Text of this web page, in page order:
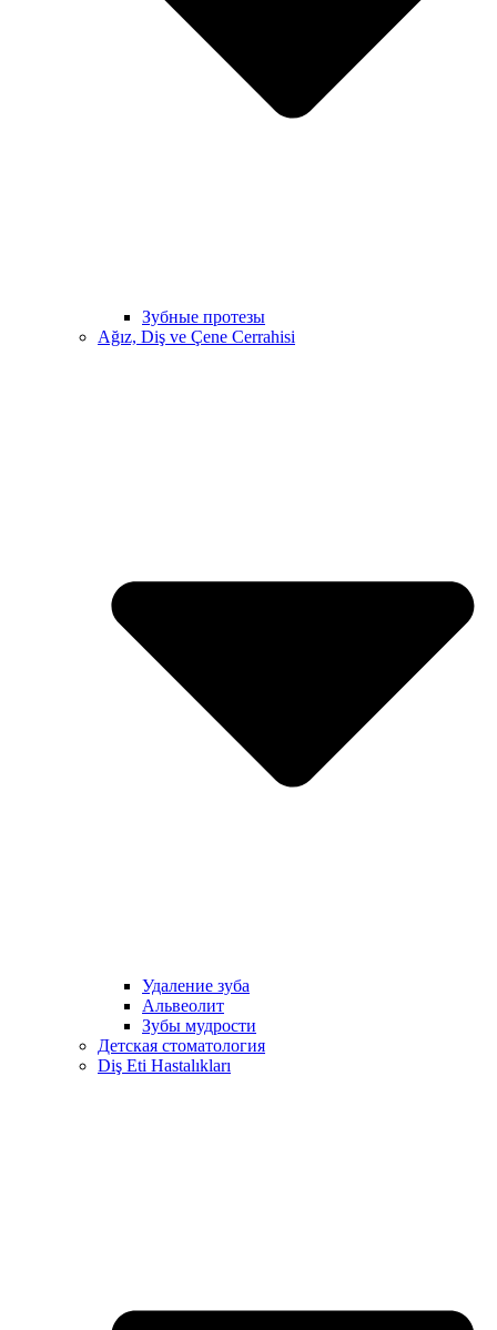
Зубные протезы
Ağız, Diş ve Çene Cerrahisi
Удаление зуба
Альвеолит
Зубы мудрости
Детская стоматология
Diş Eti Hastalıkları